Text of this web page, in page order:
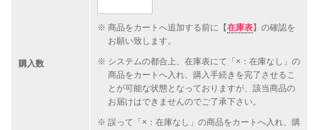
購入数
商品をカートへ追加する前に【在庫表】の確認を
お願い致します。
システムの都合上、在庫表にて「×：在庫なし」の
商品をカートへ入れ、購入手続きを完了させるこ
とが可能な状態となっておりますが、該当商品の
お届けはできませんのでご了承下さい。
誤って「×：在庫なし」の商品をカートへ入れ、購